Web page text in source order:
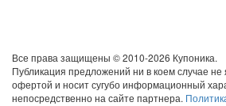
Все права защищены © 2010-2026 Купоника.
Публикация предложений ни в коем случае не
офертой и носит сугубо информационный
непосредственно на сайте партнера.